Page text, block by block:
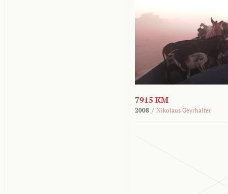
7915 KM
2008 / Nikolaus Geyrhalter